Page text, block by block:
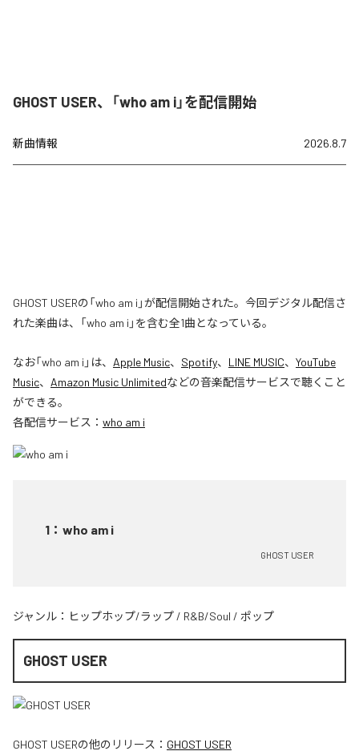
GHOST USER、「who am i」を配信開始
新曲情報 2026.8.7
GHOST USERの「who am i」が配信開始された。今回デジタル配信さ
れた楽曲は、「who am i」を含む全1曲となっている。
なお「who am i 」は、 Apple Music、 Spotify、 LINE MUSIC、 YouTube
Music、 Amazon Music Unlimitedなどの音楽配信サービスで聴くこと
ができる。
各配信サービス： who am i
1 ： who am i
GHOST USER
ジャンル： ヒップホップ/ラップ / R&B/Soul / ポップ
GHOST USER
GHOST USERの他のリリース： GHOST USER